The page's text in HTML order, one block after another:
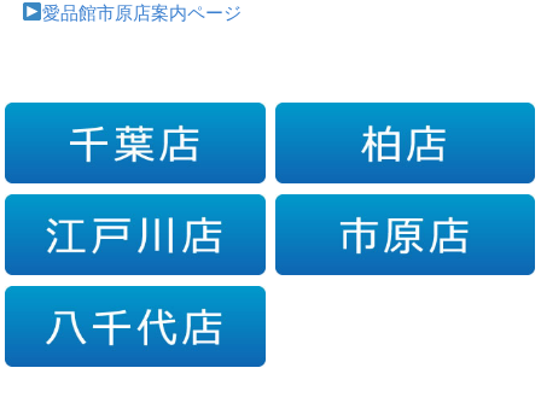
愛品館市原店案内ページ